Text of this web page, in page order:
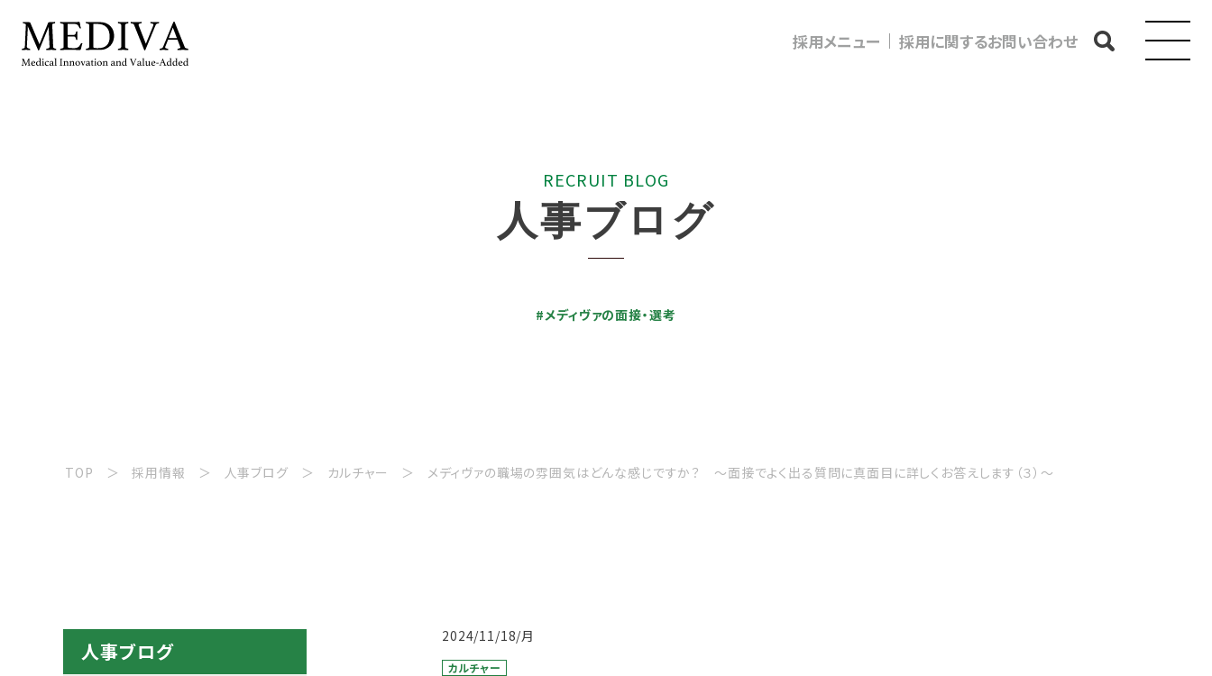
採用メニュー 採用に関するお問い合わせ
RECRUIT BLOG
人事ブロ グ
#メディヴァの面接・選考
TOP 採用情報 人事ブログ カルチャー メディヴァの職場の雰囲気はどんな感じですか？ 〜面接でよく出る質問に真面目に詳しくお答えします（３）〜
人事ブログ
2024/11/18/月
カルチャー